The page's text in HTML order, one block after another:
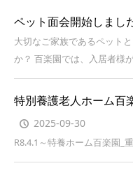
ペット面会開始しまし
大切なご家族であるペット
か？ 百楽園では、入居者様
特別養護老人ホーム百
2025-09-30
R8.4.1～特養ホーム百楽園_